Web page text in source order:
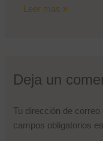
Leer mas »
Deja un
Tu dirección de
campos obligatorios